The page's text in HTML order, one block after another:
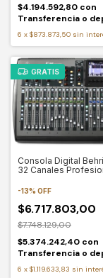
$4.194.592,80 con
Transferencia o
6 x $873.873,50 sin
GRATIS
Consola Digital
32 Canales
-13% OFF
$6.717.803,00
$7.748.129,00
$5.374.242,40 con
Transferencia o
6 x $1.119.633,83 sin